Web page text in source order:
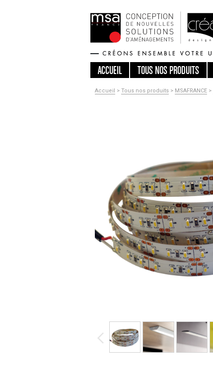
ACCUEIL TOUSNOS PRODUITS
Accueil > Tous nos produits> MSAFRANCE>